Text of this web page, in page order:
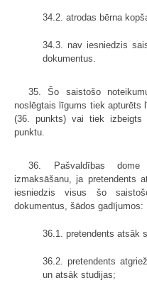
34.2. atrodas bērna
34.3. nav iesniedzis
dokumentus.
35. Šo saistošo
noslēgtais līgums tiek apturēts
(36. punkts) vai tiek izbeigts
punktu.
36. Pašvaldības
izmaksāšanu, ja pretendents
iesniedzis visus šo
dokumentus, šādos gadījumos:
36.1. pretendents atsāk
36.2. pretendents
un atsāk studijas;